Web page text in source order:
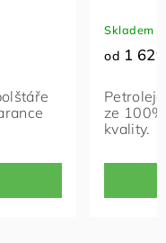
Skladem
od 1
ze
kvality.